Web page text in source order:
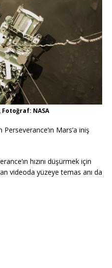
Fotoğraf: NASA
Mars’a iniş
hızını düşürmek için
videoda yüzeye temas anı da